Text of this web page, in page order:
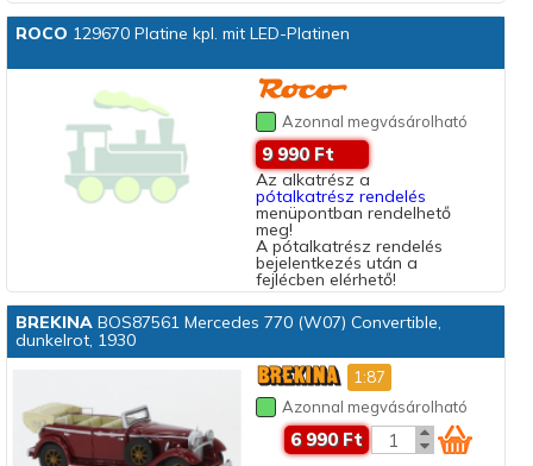
ROCO 129670 Platine kpl. mit LED-Platinen
Azonnal megvásárolható
9 990 Ft
Az alkatrész a
pótalkatrész rendelés
menüpontban rendelhető
meg!
A pótalkatrész rendelés
bejelentkezés után a
fejlécben elérhető!
BREKINABOS87561 Mercedes 770 (W07) Convertible,
dunkelrot, 1930
1:87
Azonnal megvásárolható
6 990 Ft